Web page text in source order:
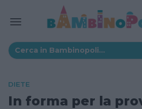
DIETE
In forma per la